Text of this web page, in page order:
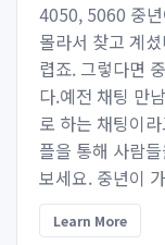
4050, 5060 중
몰라서 찾고 계
렵죠. 그렇다면
다.예전 채팅 만
로 하는 채팅이
플을 통해 사람
보세요. 중년이
Learn More